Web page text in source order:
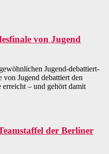
von Jugend
Jugend-debattiert-
Jugend debattiert den
– und gehört damit
der Berliner